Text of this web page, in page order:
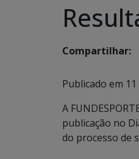
Compartilhar:
Publicado em
A
publicação no
do processo de